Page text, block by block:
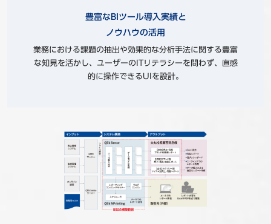
豊富なBIツール導入実績と
ノウハウの活用
業務における課題の抽出や効果的な分析手法に関する豊富
な知見を活かし、ユーザーのITリテラシーを問わず、直感
的に操作できるUIを設計。